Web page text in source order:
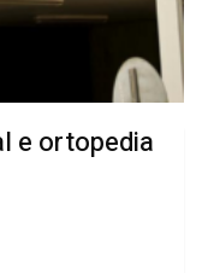
e ortopedia